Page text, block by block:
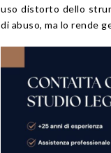
uso distorto dello
di abuso, ma lo rende